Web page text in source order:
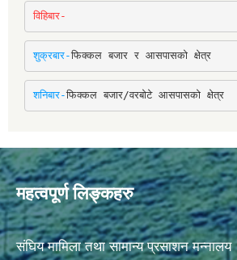
विहिबार-
शुक्रबार-फिक्कल बजार र आसपासको क्षेत्र
शनिबार-फिक्कल बजार/वरबोटे आसपासको क्षेत्र
महत्वपूर्ण लिङ्कहरु
संघिय मामिला तथा सामान्य प्रसाशन मन्नालय